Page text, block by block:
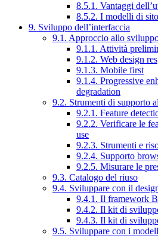
8.5.1. Vantaggi
8.5.2. I modelli di
9. Sviluppo dell’interfaccia
9.1. Approccio allo
9.1.1. Attività
9.1.2. Web design
9.1.3. Mobile first
9.1.4. Progressive
degradation
9.2. Strumenti di supporto
9.2.1. Feature
9.2.2. Verificare le
use
9.2.3. Strumenti e
9.2.4. Supporto
9.2.5. Misurare le
9.3. Catalogo del riuso
9.4. Sviluppare con il
9.4.1. Il framework
9.4.2. Il kit di
9.4.3. Il kit di
9.5. Sviluppare con i